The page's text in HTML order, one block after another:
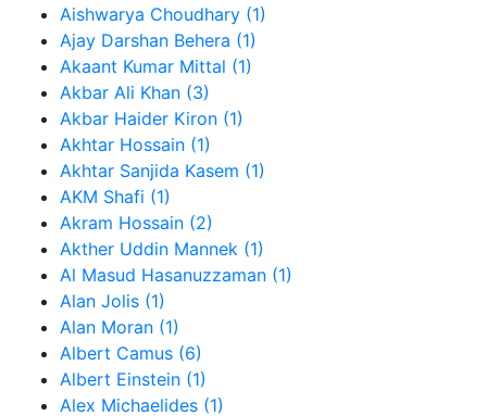
Aishwarya Choudhary (1)
Ajay Darshan Behera (1)
Akaant Kumar Mittal (1)
Akbar Ali Khan (3)
Akbar Haider Kiron (1)
Akhtar Hossain (1)
Akhtar Sanjida Kasem (1)
AKM Shafi (1)
Akram Hossain (2)
Akther Uddin Mannek (1)
Al Masud Hasanuzzaman (1)
Alan Jolis (1)
Alan Moran (1)
Albert Camus (6)
Albert Einstein (1)
Alex Michaelides (1)